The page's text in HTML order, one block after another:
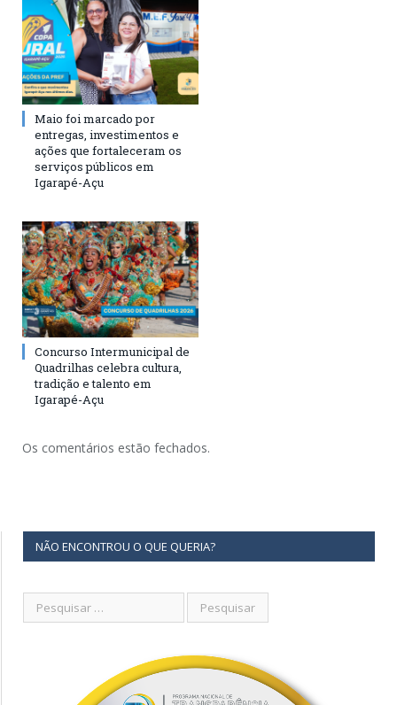
Maio foi marcado por
entregas, investimentos e
ações que fortaleceram os
serviços públicos em
Igarapé-Açu
Concurso Intermunicipal de
Quadrilhas celebra cultura,
tradição e talento em
Igarapé-Açu
Os comentários estão fechados.
NÃO ENCONTROU O QUE QUERIA?